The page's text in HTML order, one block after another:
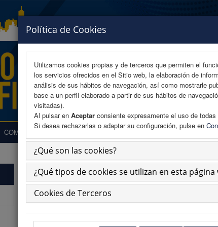
Política de Cookies
Utilizamos cookies propias y de terceros que permiten el
los servicios ofrecidos en el Sitio web, la elaboración de
análisis de sus hábitos de navegación, así como mostrarle
base a un perfil elaborado a partir de sus hábitos de
visitadas).
Al pulsar en Aceptar consiente expresamente el uso de
Si desea rechazarlas o adaptar su configuración, pulse en
¿Qué son las cookies?
¿Qué tipos de cookies se utilizan en esta página
Cookies de Terceros
COMITÉS INSCRIPCIÓN
Comité Organizador
Presidenta